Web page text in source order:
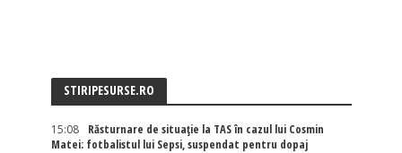
STIRIPESURSE.RO
15:08
Răsturnare de situație la TAS în cazul lui Cosmin
Matei: fotbalistul lui Sepsi, suspendat pentru dopaj